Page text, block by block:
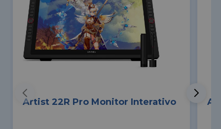
Artist 22R Pro Monitor Interativo